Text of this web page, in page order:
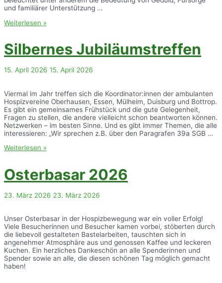
und familiärer Unterstützung …
Palliativ
Islam
Weiterlesen »
Silbernes Jubiläumstreffen
15. April 2026 15. April 2026
Viermal im Jahr treffen sich die Koordinator:innen der ambulanten
Hospizvereine Oberhausen, Essen, Mülheim, Duisburg und Bottrop.
Es gibt ein gemeinsames Frühstück und die gute Gelegenheit,
Fragen zu stellen, die andere vielleicht schon beantworten können.
Netzwerken – im besten Sinne. Und es gibt immer Themen, die alle
interessieren: „Wir sprechen z.B. über den Paragrafen 39a SGB …
Silbernes
Weiterlesen »
Osterbasar 2026
23. März 2026 23. März 2026
Unser Osterbasar in der Hospizbewegung war ein voller Erfolg!
Viele Besucherinnen und Besucher kamen vorbei, stöberten durch
die liebevoll gestalteten Bastelarbeiten, tauschten sich in
angenehmer Atmosphäre aus und genossen Kaffee und leckeren
Kuchen. Ein herzliches Dankeschön an alle Spenderinnen und
Spender sowie an alle, die diesen schönen Tag möglich gemacht
haben!